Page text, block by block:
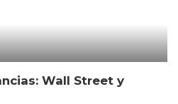
Wall Street y